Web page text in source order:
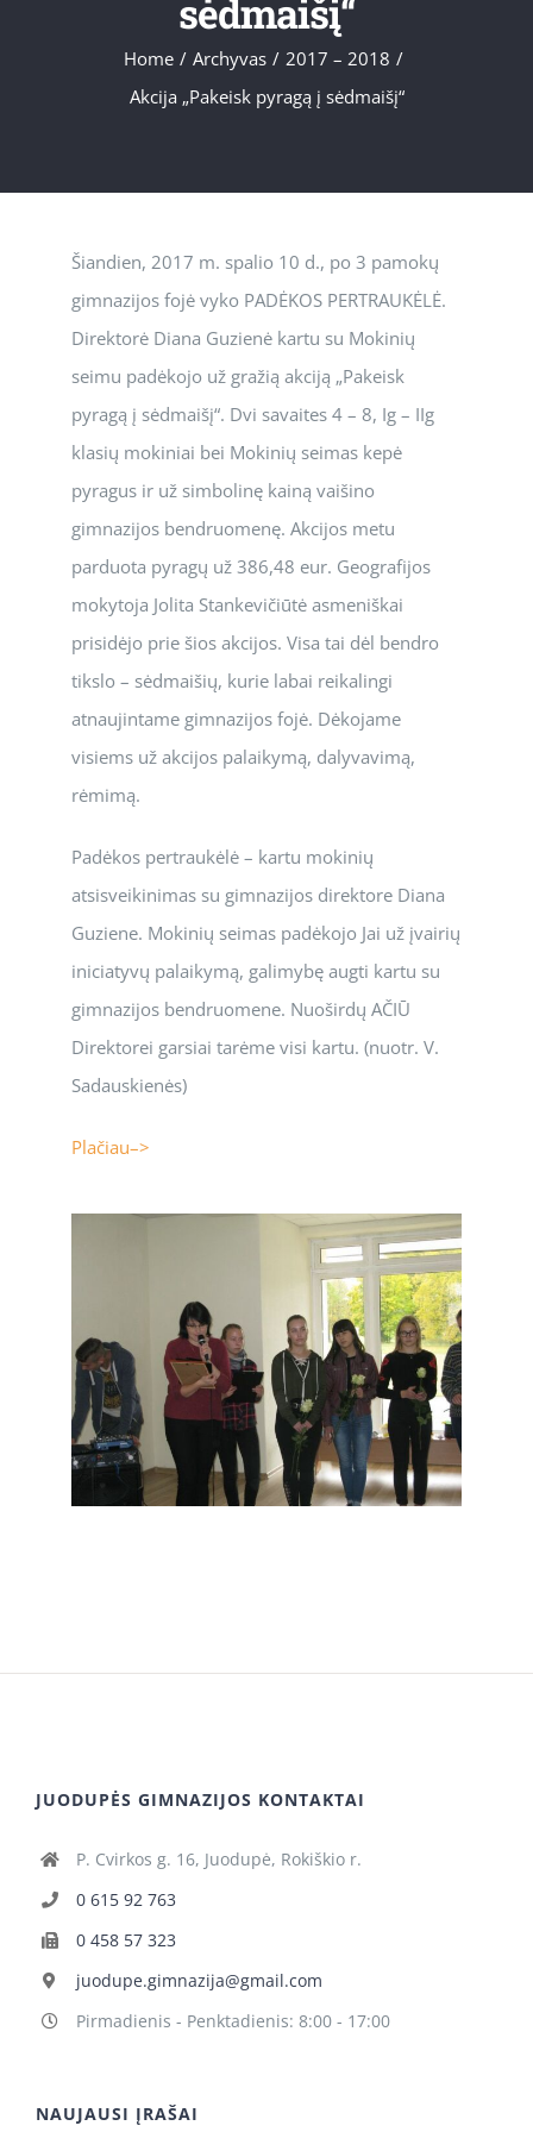
sėdmaišį“
Home / Archyvas / 2017 – 2018 /
Akcija „Pakeisk pyragą į sėdmaišį“
Šiandien, 2017 m. spalio 10 d., po 3 pamokų
gimnazijos fojė vyko PADĖKOS PERTRAUKĖLĖ.
Direktorė Diana Guzienė kartu su Mokinių
seimu padėkojo už gražią akciją „Pakeisk
pyragą į sėdmaišį“. Dvi savaites 4 – 8, Ig – IIg
klasių mokiniai bei Mokinių seimas kepė
pyragus ir už simbolinę kainą vaišino
gimnazijos bendruomenę. Akcijos metu
parduota pyragų už 386,48 eur. Geografijos
mokytoja Jolita Stankevičiūtė asmeniškai
prisidėjo prie šios akcijos. Visa tai dėl bendro
tikslo – sėdmaišių, kurie labai reikalingi
atnaujintame gimnazijos fojė. Dėkojame
visiems už akcijos palaikymą, dalyvavimą,
rėmimą.
Padėkos pertraukėlė – kartu mokinių
atsisveikinimas su gimnazijos direktore Diana
Guziene. Mokinių seimas padėkojo Jai už įvairių
iniciatyvų palaikymą, galimybę augti kartu su
gimnazijos bendruomene. Nuoširdų AČIŪ
Direktorei garsiai tarėme visi kartu. (nuotr. V.
Sadauskienės)
Plačiau–>
JUODUPĖS GIMNAZIJOS KONTAKTAI
P. Cvirkos g. 16, Juodupė, Rokiškio r.
0 615 92 763
0 458 57 323
juodupe.gimnazija@gmail.com
Pirmadienis - Penktadienis: 8:00 - 17:00
NAUJAUSI ĮRAŠAI